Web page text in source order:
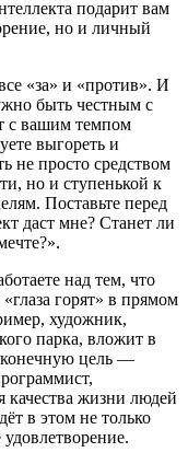
подарит вам
но и личный
«за» и «против». И
быть честным с
с вашим темпом
выгореть и
не просто средством
но и ступенькой к
Поставьте перед
даст мне? Станет ли
над тем, что
горят» в прямом
художник,
парка, вложит в
конечную цель —
жизни людей
в этом не только